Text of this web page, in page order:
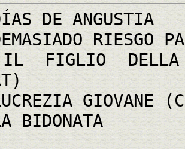
DE ANGUSTIA
RIESGO
FIGLIO DELLA
GIOVANE
BIDONATA